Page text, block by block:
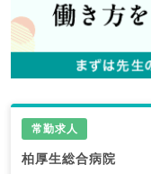
常勤求人
柏厚生総合病院